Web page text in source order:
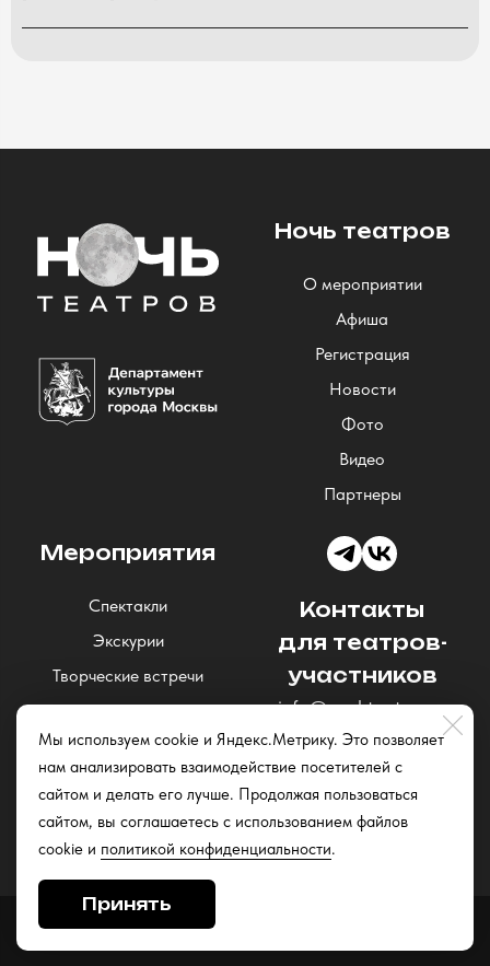
Мы используем cookie и Яндекс.Метрику. Это позволяет
нам анализировать взаимодействие посетителей с
сайтом и делать его лучше. Продолжая пользоваться
сайтом, вы соглашаетесь с использованием файлов
cookie и политикой конфиденциальности.
Принять
Ночь театров
О мероприятии
Афиша
Регистрация
Новости
Фото
Видео
Партнеры
Мероприятия
Спектакли
Экскурии
Творческие встречи
Концерты
Читки и открытые
репетиции
Контакты
для театров-
участников
info@nochteatrov.ru
Сайт разработан в